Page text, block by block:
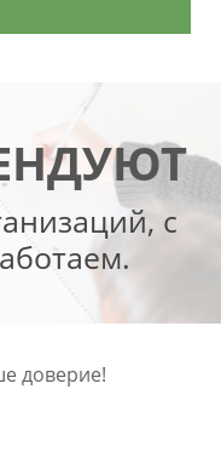
с
доверие!